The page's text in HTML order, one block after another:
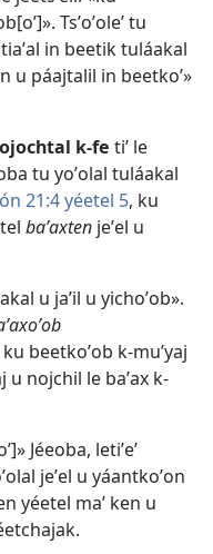
Tsʼoʼoleʼ tu
in beetik tuláakal
u páajtalil in beetkoʼ»
k-fe tiʼ le
tu yoʼolal tuláakal
21:4 yéetel 5, ku
baʼaxten jeʼel u
u jaʼil u yichoʼob».
beetkoʼob k-muʼyaj
u nojchil le baʼax k-
Jéeoba, letiʼeʼ
jeʼel u yáantkoʼon
yéetel maʼ ken u